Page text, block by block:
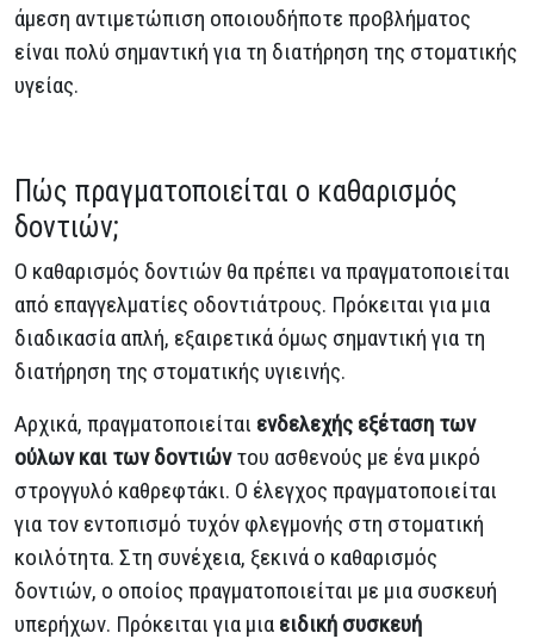
άμεση αντιμετώπιση οποιουδήποτε προβλήματος
είναι πολύ σημαντική για τη διατήρηση της στοματικής
υγείας.
Πώς πραγματοποιείται ο καθαρισμός
δοντιών;
Ο καθαρισμός δοντιών θα πρέπει να πραγματοποιείται
από επαγγελματίες οδοντιάτρους. Πρόκειται για μια
διαδικασία απλή, εξαιρετικά όμως σημαντική για τη
διατήρηση της στοματικής υγιεινής.
Αρχικά, πραγματοποιείται ενδελεχής εξέταση των
ούλων και των δοντιώντου ασθενούς με ένα μικρό
στρογγυλό καθρεφτάκι. Ο έλεγχος πραγματοποιείται
για τον εντοπισμό τυχόν φλεγμονής στη στοματική
κοιλότητα. Στη συνέχεια, ξεκινά ο καθαρισμός
δοντιών, ο οποίος πραγματοποιείται με μια συσκευή
υπερήχων. Πρόκειται για μια ειδική συσκευή